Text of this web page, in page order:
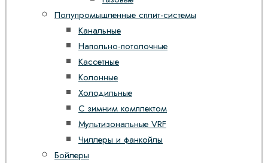
Полупромышленные сплит-системы
Канальные
Напольно-потолочные
Кассетные
Колонные
Холодильные
С зимним комплектом
Мультизональные VRF
Чиллеры и фанкойлы
Бойлеры